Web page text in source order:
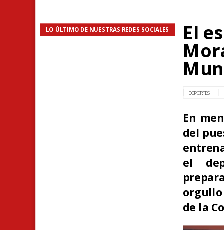
LO ÚLTIMO DE NUESTRAS REDES SOCIALES El
DEPORTES
En
del
el
de la